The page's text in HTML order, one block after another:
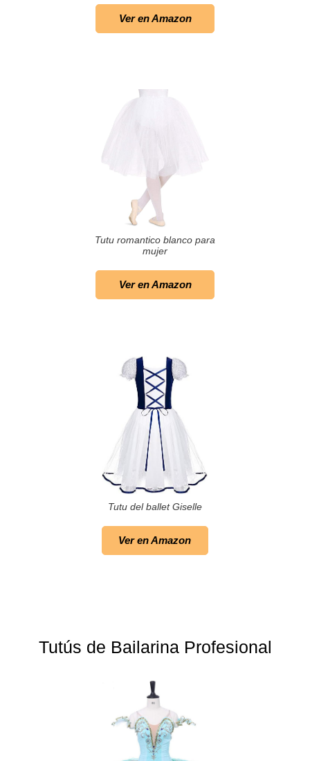
Ver en Amazon
Tutu romantico blanco para
mujer
Ver en Amazon
Tutu del ballet Giselle
Ver en Amazon
Tutús de Bailarina Profesional